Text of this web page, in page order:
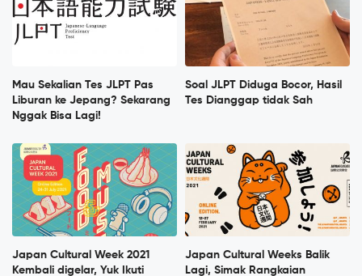
Mau Sekalian Tes JLPT Pas
Liburan ke Jepang? Sekarang
Nggak Bisa Lagi!
Soal JLPT Diduga Bocor, Hasil
Tes Dianggap tidak Sah
Japan Cultural Week 2021
Kembali digelar, Yuk Ikuti
Japan Cultural Weeks Balik
Lagi, Simak Rangkaian